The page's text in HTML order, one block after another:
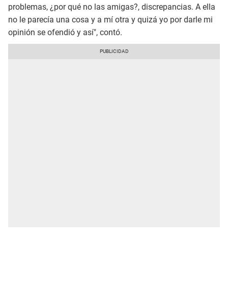
problemas, ¿por qué no las amigas?, discrepancias. A ella
no le parecía una cosa y a mí otra y quizá yo por darle mi
opinión se ofendió y así", contó.